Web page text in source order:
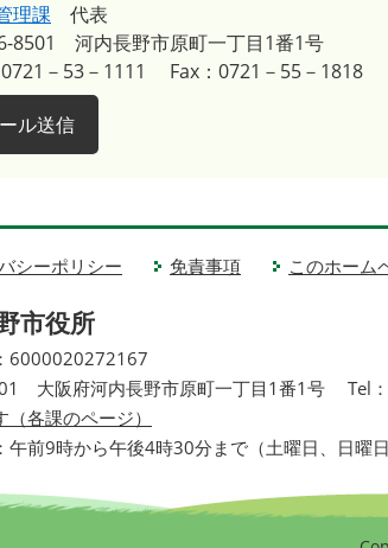
理課
代表
8501
河内長野市原町一丁目1番1号
－53－1111
Fax：0721－55－1818
ル送信
シーポリシー 免責事項 このホーム
市役所
6000020272167
大阪府河内長野市原町一丁目1番1号
Tel
各課のページ）
午前9時から午後4時30分まで（土曜日、日曜